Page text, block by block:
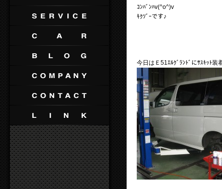
ｺﾝﾊﾞﾝﾊv(^o^)v
ｷｸｿﾞｰです♪
今日はＥ51ｴﾙｸﾞﾗﾝﾄﾞにｻｽｷｯﾄ装